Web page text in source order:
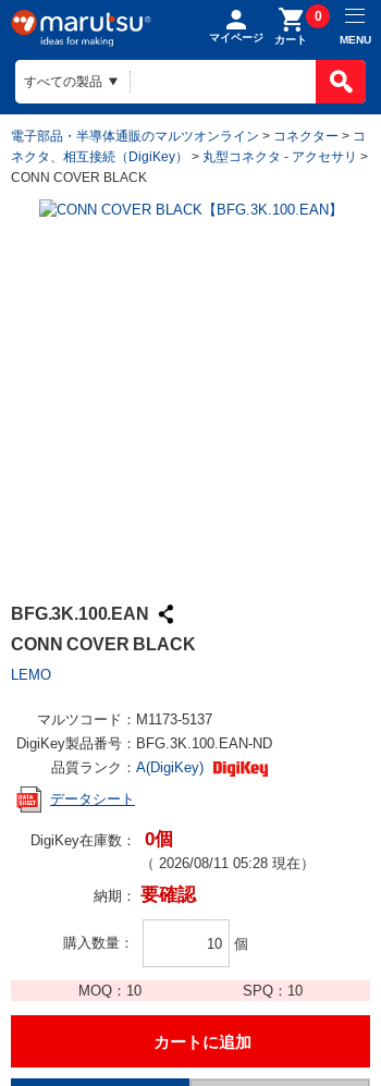
マイページ カート
0
MENU
電子部品・半導体通販のマルツオンライン > コネクター > コ
ネクタ、相互接続（DigiKey）
> 丸型コネクタ - アクセサリ >
CONN COVER BLACK
BFG.3K.100.EAN
CONN COVER BLACK
LEMO
マルツコード： M1173-5137
DigiKey製品番号： BFG.3K.100.EAN-ND
品質ランク： A(DigiKey)
データシート
DigiKey在庫数： 0個
（ 2026/08/11 05:28 現在）
納期： 要確認
購入数量 個
MOQ： 10 SPQ： 10